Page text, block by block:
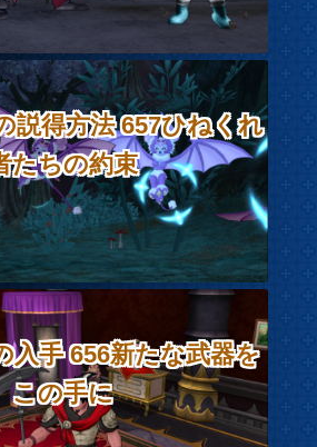
説得方法 657ひねくれ
たちの約束
入手 656新たな武器を
この手に